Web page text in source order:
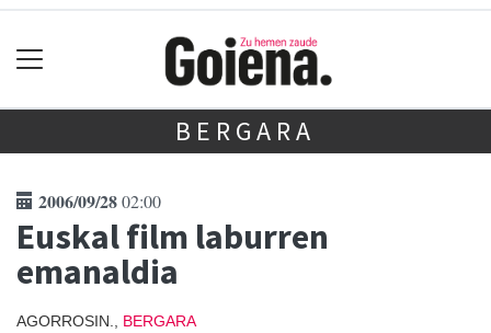
BERGARA
2006/09/2802:00
Euskal film laburren
emanaldia
AGORROSIN., BERGARA